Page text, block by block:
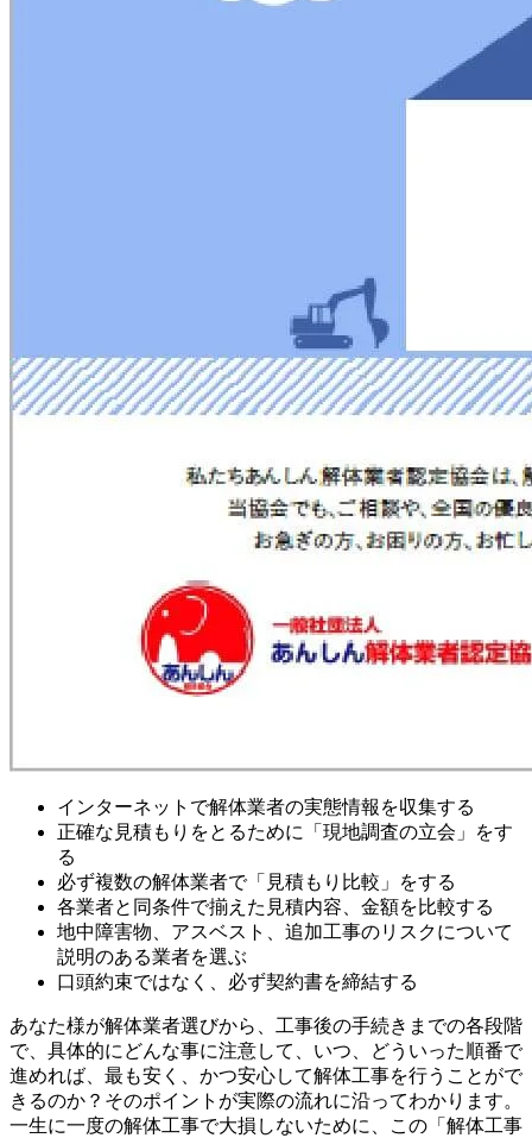
インターネットで解体業者の実態情報を収集する
正確な見積もりをとるために「現地調査の立会」をす
る
必ず複数の解体業者で「見積もり比較」をする
各業者と同条件で揃えた見積内容、金額を比較する
地中障害物、アスベスト、追加工事のリスクについて
説明のある業者を選ぶ
口頭約束ではなく、必ず契約書を締結する
あなた様が解体業者選びから、工事後の手続きまでの各段階
で、具体的にどんな事に注意して、いつ、どういった順番で
進めれば、最も安く、かつ安心して解体工事を行うことがで
きるのか？そのポイントが実際の流れに沿ってわかります。
一生に一度の解体工事で大損しないために、この「解体工事